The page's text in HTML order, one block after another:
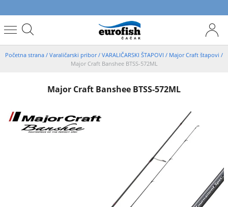
Početna strana / Varaličarski pribor/ VARALIČARSKI ŠTAPOVI / Major Craft štapovi /
Major Craft Banshee BTSS-572ML
Major Craft Banshee BTSS-572ML